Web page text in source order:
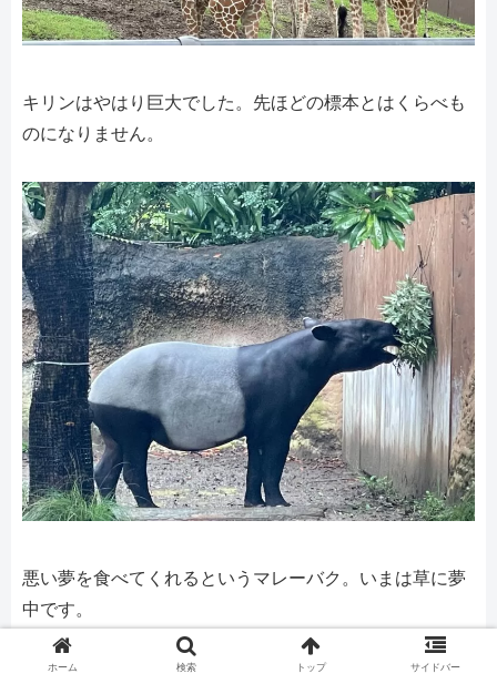
キリンはやはり巨大でした。先ほどの標本とはくらべも
のになりません。
悪い夢を食べてくれるというマレーバク。いまは草に夢
中です。
ホーム 検索 トップ サイドバー